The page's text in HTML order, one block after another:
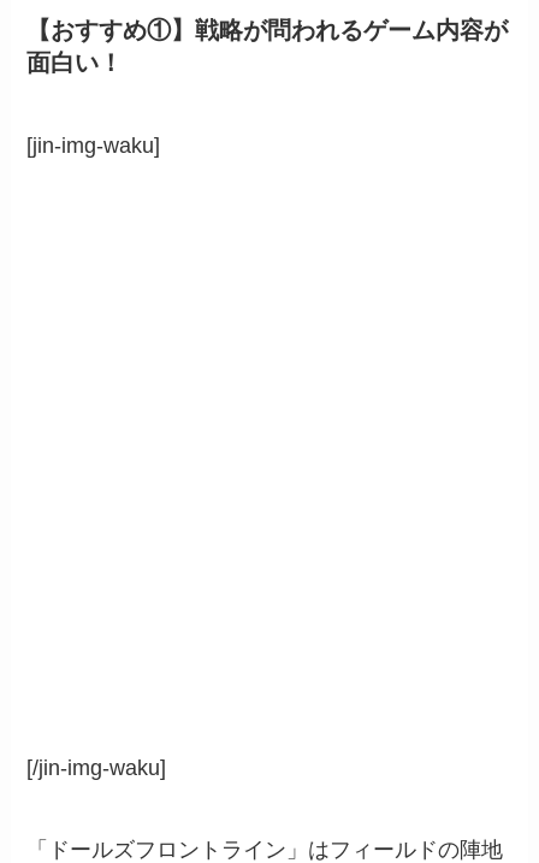
【おすすめ①】戦略が問われるゲーム内容が
面白い！
[jin-img-waku]
[/jin-img-waku]
「ドールズフロントライン」はフィールドの陣地